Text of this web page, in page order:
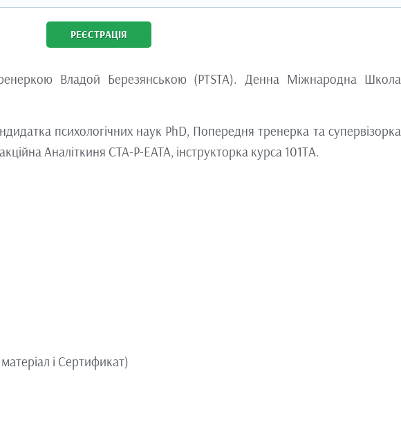
РЕЄСТРАЦІЯ
Владой Березянською (PTSTA). Денна Міжнародна Школа
психологічних наук PhD, Попередня тренерка та супервізорка
Аналіткиня CTA-P-EATA, інструкторка курса 101ТА.
і Сертификат)